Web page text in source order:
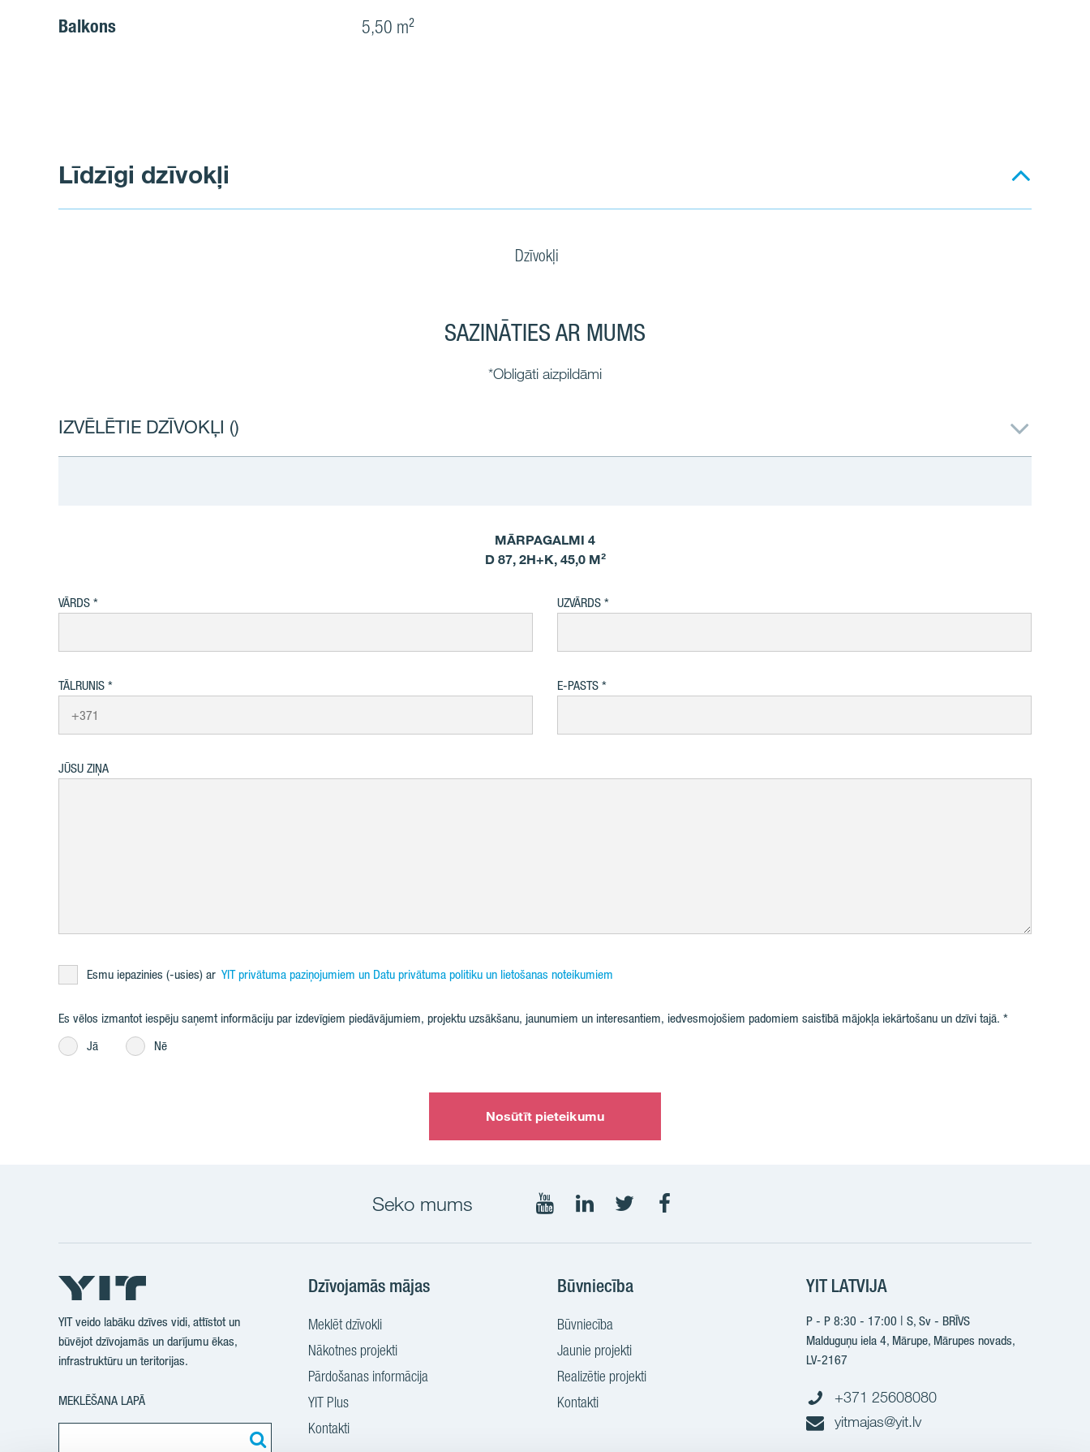
Balkons 5,50 m²
Līdzīgi dzīvokļi
Dzīvokļi
SAZINĀTIES AR MUMS
*Obligāti aizpildāmi
IZVĒLĒTIE DZĪVOKĻI ()
MĀRPAGALMI 4
D 87, 2H+K, 45,0 M²
VĀRDS UZVĀRDS
TĀLRUNIS E-PASTS
JŪSU ZIŅA
Esmu iepazinies (-usies) ar YIT privātuma paziņojumiem un Datu privātuma politiku un lietošanas noteikumiem
Es vēlos izmantot iespēju saņemt informāciju par izdevīgiem piedāvājumiem, projektu uzsākšanu, jaunumiem un interesantiem, iedvesmojošiem padomiem saistībā mājokļa iekārtošanu un dzīvi tajā.
Jā
Nē
Nosūtīt pieteikumu
Seko mums
YouTube
LinkedInTwtitter
YIT veido labāku dzīves vidi, attīstot un
būvējot dzīvojamās un darījumu ēkas,
infrastruktūru un teritorijas.
MEKLĒŠANA LAPĀ
Dzīvojamās mājas
Meklēt dzīvokli
Nākotnes projekti
Pārdošanas informācija
YIT Plus
Kontakti
Būvniecība
Būvniecība
Jaunie projekti
Realizētie projekti
Kontakti
YIT LATVIJA
P - P 8:30 - 17:00 | S, Sv - BRĪVS
Malduguņu iela 4, Mārupe, Mārupes novads,
LV-2167
+371 25608080
yitmajas@yit.lv